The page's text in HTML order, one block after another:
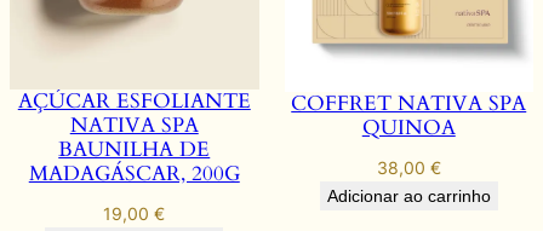
AÇÚCAR ESFOLIANTE
NATIVA SPA
BAUNILHA DE
MADAGÁSCAR, 200G
19,00€
COFFRET NATIVA SPA
QUINOA
38,00 €
Adicionar ao carrinho